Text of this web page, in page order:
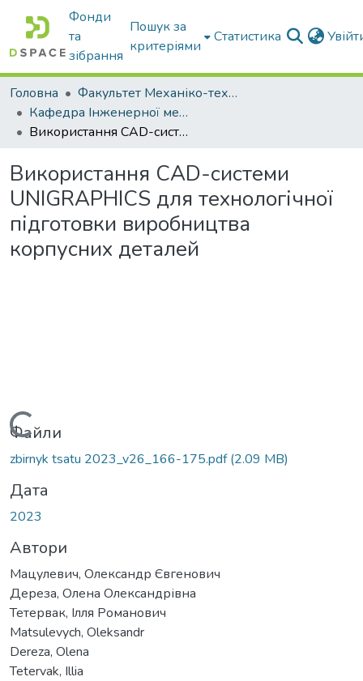
Фонди
та
зібрання
Пошук за
критеріями
Статистика
Головна
Факультет Механіко-технологічний
Кафедра Інженерної механіки та комп'ютерного проектування
Використання САD-системи UNIGRAPHICS для технологічної підготовки виробництва корпусних деталей
Використання САD-системи
UNIGRAPHICS для технологічної
підготовки виробництва
корпусних деталей
Вантажиться...
Файли
zbirnyk tsatu 2023_v26_166-175.pdf(2.09 MB)
Дата
2023
Автори
Мацулевич, Олександр Євгенович
Дереза, Олена Олександрівна
Тетервак, Ілля Романович
Matsulevych, Oleksandr
Dereza, Olena
Tetervak, Illia